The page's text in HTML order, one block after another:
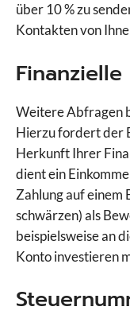
über 10 % zu
Kontakten von
Finanzielle
Weitere Abfragen
Hierzu fordert der
Herkunft Ihrer
dient ein
Zahlung auf einem
schwärzen) als
beispielsweise an
Konto investieren